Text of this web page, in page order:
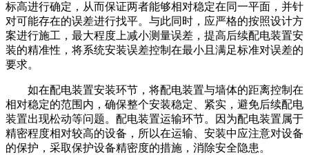
标高进行确定，从而保证两者能够相对稳定在同一平面，并针
对可能存在的误差进行找平。与此同时，应严格的按照设计方
案进行施工，最大程度上减小测量误差，提高后续配电装置安
装的精准性，将系统安装误差控制在最小且满足标准对误差的
要求。
如在配电装置安装环节，将配电装置与墙体的距离控制在
相对稳定的范围内，确保整个安装稳定、紧实，避免后续配电
装置出现松动等问题。配电装置运输环节。因为配电装置属于
精密程度相对较高的设备，所以在运输、安装中应注意对设备
的保护，采取保护设备精密度的措施，消除安全隐患。